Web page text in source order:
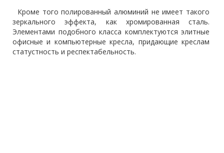
Кроме того полированный алюминий не имеет такого
зеркального эффекта, как хромированная сталь.
Элементами подобного класса комплектуются элитные
офисные и компьютерные кресла, придающие креслам
статустность и респектабельность.